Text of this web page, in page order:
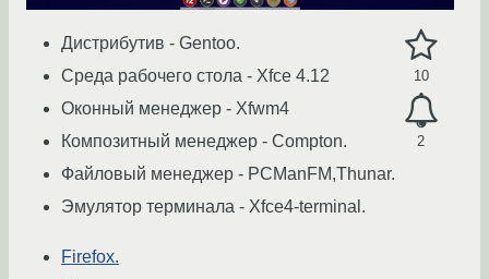
10
2
Дистрибутив - Gentoo.
Среда рабочего стола - Xfce 4.12
Оконный менеджер - Xfwm4
Композитный менеджер - Compton.
Файловый менеджер - PCManFM,Thunar.
Эмулятор терминала - Xfce4-terminal.
Firefox.